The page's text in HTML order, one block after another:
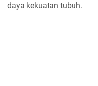
daya kekuatan tubuh.